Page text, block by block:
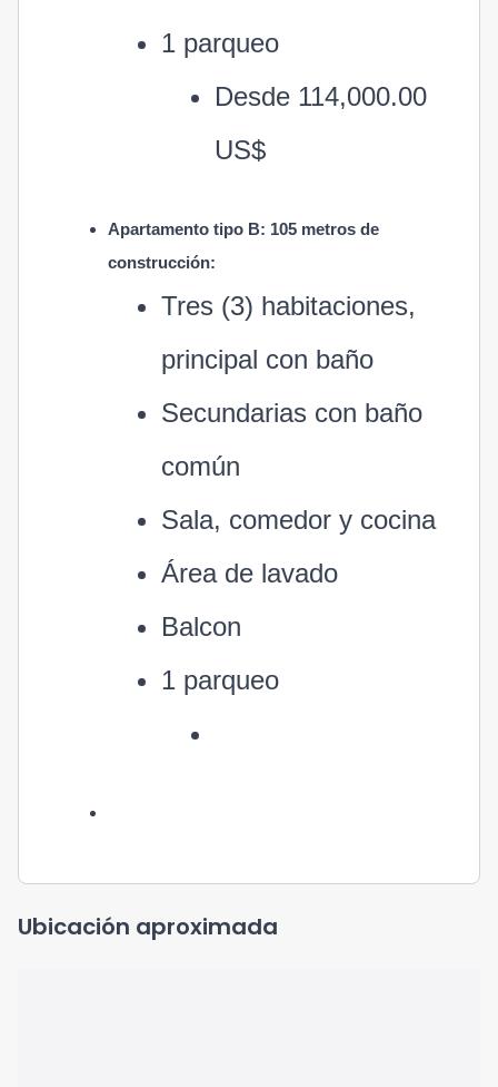
1 parqueo
Desde 114,000.00
US$
Apartamento tipo B: 105 metros de
construcción:
Tres (3) habitaciones,
principal con baño
Secundarias con baño
común
Sala, comedor y cocina
Área de lavado
Balcon
1 parqueo
Ubicación aproximada